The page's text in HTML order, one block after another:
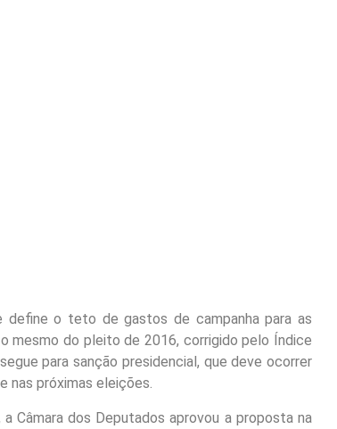
define o teto de gastos de campanha para as
mesmo do pleito de 2016, corrigido pelo Índice
para sanção presidencial, que deve ocorrer
nas próximas eleições.
Câmara dos Deputados aprovou a proposta na